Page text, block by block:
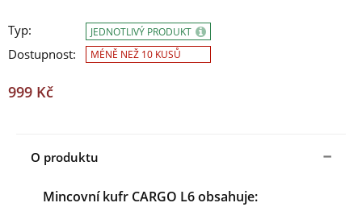
Typ:
Dostupnost:
JEDNOTLIVÝ PRODUKT
MÉNĚ NEŽ 10 KUSŮ
999 Kč
O produktu
Mincovní kufr CARGO L6 obsahuje: